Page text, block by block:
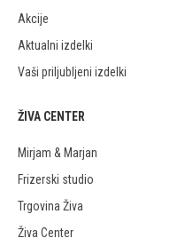
Akcije
Aktualni izdelki
Vaši priljubljeni izdelki
ŽIVA CENTER
Mirjam & Marjan
Frizerski studio
Trgovina Živa
Živa Center